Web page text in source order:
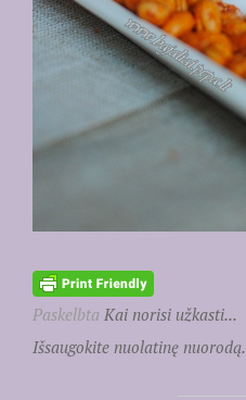
Paskelbta Kai norisi užkasti...
Išsaugokite nuolatinę nuorodą.